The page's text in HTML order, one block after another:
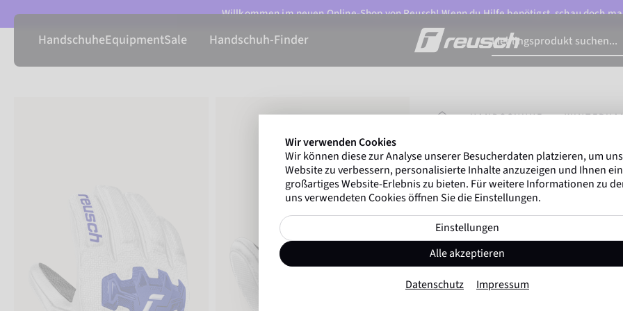
Willkommen im neuen Online-Shop von Reusch! Wenn du Hilfe benötigst, schau doch
HandschuheEquipmentSale Handschuh-Finder
STARTSEITEHANDSCHUHE
Marco Odermatt und mehr als
Winterathletenweltweit vertrauen
Reusch Worldcup
Artikel-Nr. 6571111
Wir verwenden Cookies
Wir können diese zur Analyse unserer Besucherdaten platzieren, um
Website zu verbessern, personalisierte Inhalte anzuzeigen und Ihnen ein
großartiges Website-Erlebnis zu bieten. Für weitere Informationen zu
uns verwendeten Cookies öffnen Sie die Einstellungen.
Einstellungen
Alle akzeptieren
Datenschutz Impressum